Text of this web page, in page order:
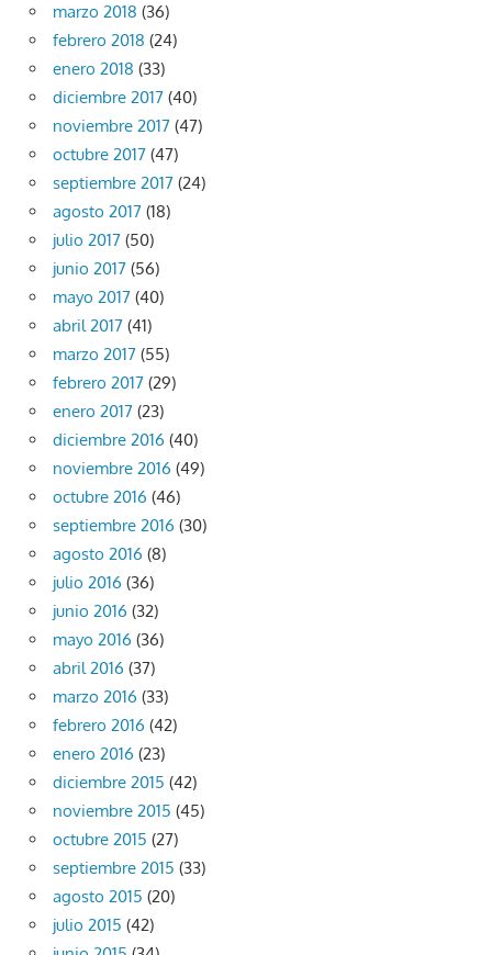
marzo 2018 (36)
febrero 2018 (24)
enero 2018 (33)
diciembre 2017 (40)
noviembre 2017 (47)
octubre 2017 (47)
septiembre 2017 (24)
agosto 2017 (18)
julio 2017 (50)
junio 2017 (56)
mayo 2017 (40)
abril 2017 (41)
marzo 2017 (55)
febrero 2017 (29)
enero 2017 (23)
diciembre 2016 (40)
noviembre 2016 (49)
octubre 2016 (46)
septiembre 2016 (30)
agosto 2016 (8)
julio 2016 (36)
junio 2016 (32)
mayo 2016 (36)
abril 2016 (37)
marzo 2016 (33)
febrero 2016 (42)
enero 2016 (23)
diciembre 2015 (42)
noviembre 2015 (45)
octubre 2015 (27)
septiembre 2015 (33)
agosto 2015 (20)
julio 2015 (42)